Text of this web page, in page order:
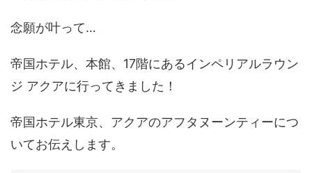
念願が叶って…
帝国ホテル、本館、17階にあるインペリアルラウン
ジ アクアに行ってきました！
帝国ホテル東京、アクアのアフタヌーンティーにつ
いてお伝えします。